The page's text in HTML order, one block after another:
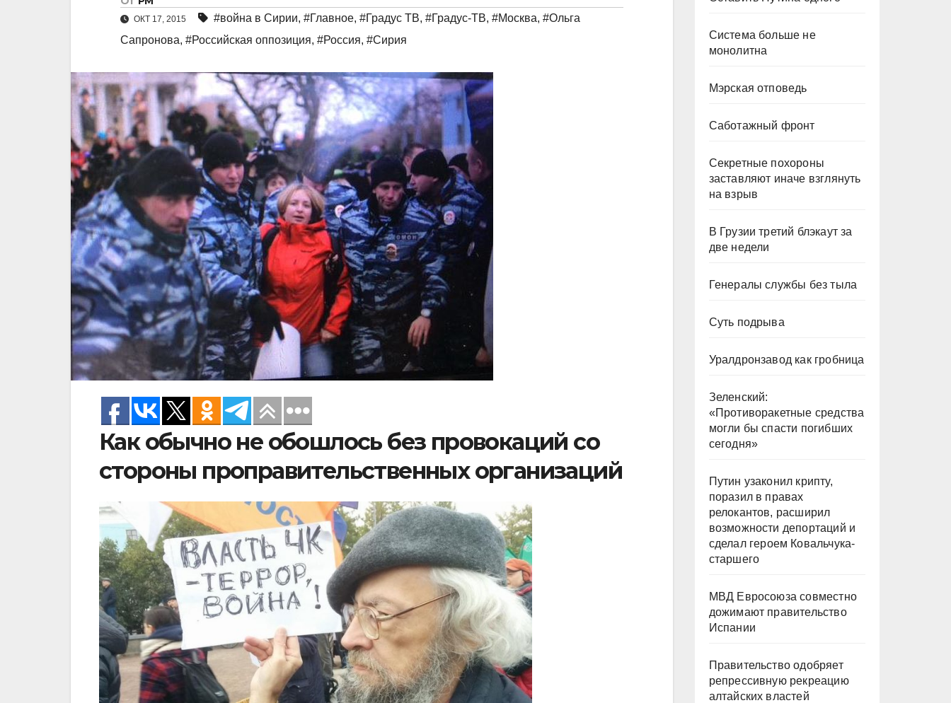
ОКТ 17, 2015 #война в Сирии, #Главное, #Градус ТВ, #Градус-ТВ, #Москва, #Ольга
Сапронова, #Российская оппозиция, #Россия, #Сирия
Как обычно не обошлось без провокаций со
стороны проправительственных организаций
Система больше не
монолитна
Мэрская отповедь
Саботажный фронт
Секретные похороны
заставляют иначе взглянуть
на взрыв
В Грузии третий блэкаут за
две недели
Генералы службы без тыла
Суть подрыва
Уралдронзавод как гробница
Зеленский:
«Противоракетные средства
могли бы спасти погибших
сегодня»
Путин узаконил крипту,
поразил в правах
релокантов, расширил
возможности депортаций и
сделал героем Ковальчука-
старшего
МВД Евросоюза совместно
дожимают правительство
Испании
Правительство одобряет
репрессивную рекреацию
алтайских властей